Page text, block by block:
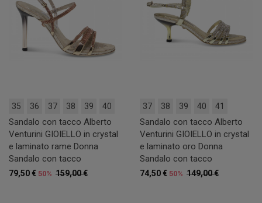
35 36 37 38 39 40
Sandalo con tacco Alberto
Venturini GIOIELLO in crystal
e laminato rame Donna
Sandalo con tacco
159,00 €
79,50 € 50%
37 38 39 40 41
Sandalo con tacco Alberto
Venturini GIOIELLO in crystal
e laminato oro Donna
Sandalo con tacco
149,00 €
74,50 € 50%